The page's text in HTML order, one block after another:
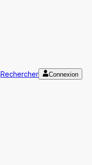
Rechercher
Connexion